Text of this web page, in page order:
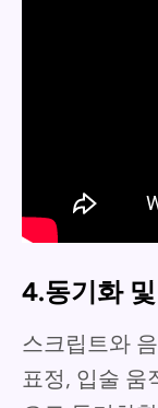
4.동기화
스크립트와
표정, 입술 움